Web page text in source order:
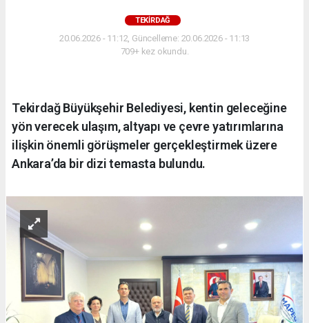
TEKIRDAĞ
20.06.2026 - 11:12, Güncelleme: 20.06.2026 - 11:13
709+ kez okundu.
Tekirdağ Büyükşehir Belediyesi, kentin geleceğine
yön verecek ulaşım, altyapı ve çevre yatırımlarına
ilişkin önemli görüşmeler gerçekleştirmek üzere
Ankara’da bir dizi temasta bulundu.